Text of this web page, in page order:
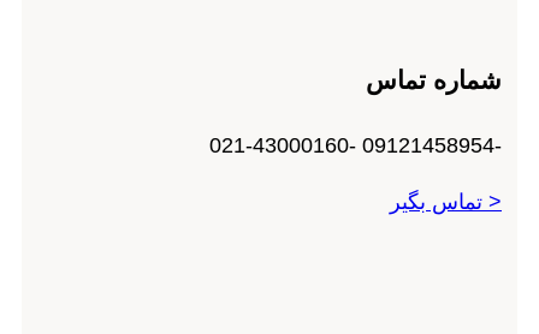
شماره تماس
< تماس بگیر